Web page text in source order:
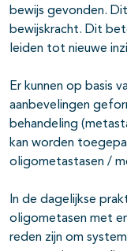
bewijs gevonden.
bewijskracht. Dit
leiden tot nieuwe
Er kunnen op basis
aanbevelingen
behandeling
kan worden
oligometastasen /
In de dagelijkse
oligometasen met
reden zijn om